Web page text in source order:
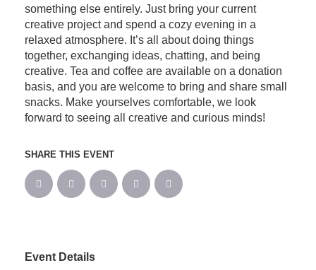
something else entirely. Just bring your current
creative project and spend a cozy evening in a
relaxed atmosphere. It’s all about doing things
together, exchanging ideas, chatting, and being
creative. Tea and coffee are available on a donation
basis, and you are welcome to bring and share small
snacks. Make yourselves comfortable, we look
forward to seeing all creative and curious minds!
SHARE THIS EVENT
Event Details